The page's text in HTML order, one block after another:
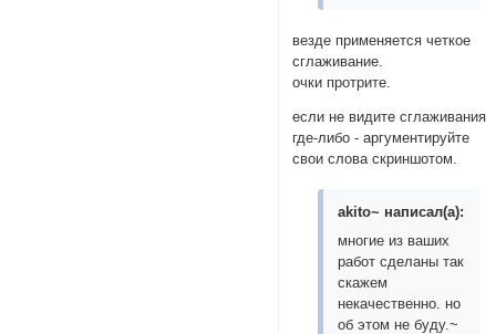
везде применяется четкое
сглаживание.
очки протрите.
если не видите сглаживания
где-либо - аргументируйте
свои слова скриншотом.
akito~ написал(а):
многие из ваших
работ сделаны так
скажем
некачественно. но
об этом не буду.~